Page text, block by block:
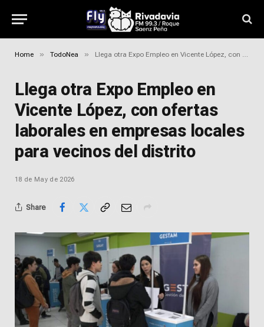
Home » TodoNea » Llega otra Expo Empleo en Vicente López, con ofertas laborales en empresas locales para vecinos del distrito
Llega otra Expo Empleo en
Vicente López, con ofertas
laborales en empresas locales
para vecinos del distrito
18 de May de 2026
Share